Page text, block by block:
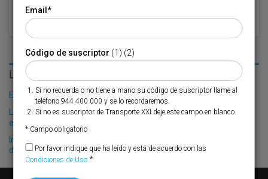
LO MÁS LEÍDO
El Puerto de Valencia crecerá en oferta ro-pax
Las infracciones en la carretera aumentaron un 13% en Navarra
en 2008
Ineco, propiedad de Renfe y Aena, acabará 2004 con 9,9 millones
de euros de beneficio
Email*
Código de suscriptor (1) (2)
Si no recuerda o no tiene a mano su código de suscriptor llame al
teléfono 944 400 000 y se lo recordaremos.
Si no es suscriptor de Transporte XXI deje este campo en blanco.
* Campo obligatorio
Por favor indique que ha leído y está de acuerdo con las
Condiciones de Uso *